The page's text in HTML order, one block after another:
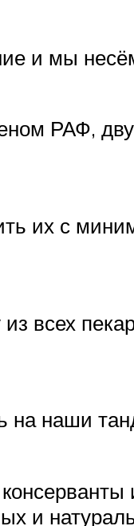
и мы несём
РАФ,
их с
всех
наши
и